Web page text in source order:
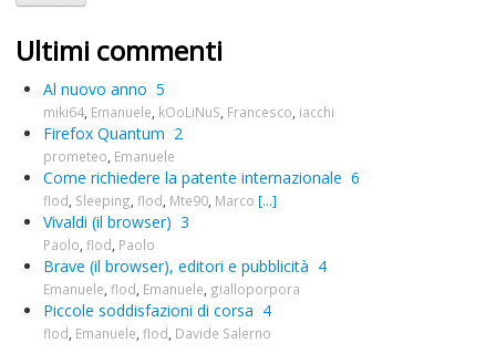
Ultimi commenti
Al nuovo anno 5
miki64 Emanuele kOoLiNuS Francesco iacchi
Firefox Quantum 2
prometeo Emanuele
Come richiedere la patente internazionale 6
flod Sleeping flod Mte90 Marco [...]
Vivaldi (il browser) 3
Paolo flod Paolo
Brave (il browser), editori e pubblicità 4
Emanuele flod Emanuele gialloporpora
Piccole soddisfazioni di corsa 4
flod Emanuele flod Davide Salerno